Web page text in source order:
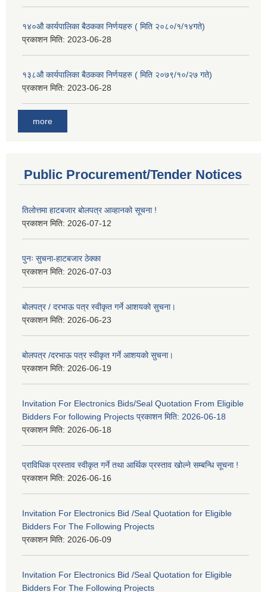
१४०औ कार्यपालिका बैठकका निर्णयहरु ( मिति २०८०/१/१४गते)
प्रकाशन मिति: 2023-06-28
१३८औ कार्यपालिका बैठकका निर्णयहरु ( मिति २०७९/१०/२७ गते)
प्रकाशन मिति: 2023-06-28
more
Public Procurement/Tender Notices
तिलोत्तमा हाटबजार बोलपत्र आव्हानको सूचना !
प्रकाशन मिति: 2026-07-12
पुनः सुचना-हाटबजार ठेक्का
प्रकाशन मिति: 2026-07-03
बोलपत्र / दरभाऊ पत्र स्वीकृत गर्ने आशयको सुचना।
प्रकाशन मिति: 2026-06-23
बोलपत्र /दरभाऊ पत्र स्वीकृत गर्ने आशयको सुचना।
प्रकाशन मिति: 2026-06-19
Invitation For Electronics Bids/Seal Quotation From Eligible
Bidders For following Projects प्रकाशन मिति: 2026-06-18
प्रकाशन मिति: 2026-06-18
प्राविधिक प्रस्ताव स्वीकृत गर्ने तथा आर्थिक प्रस्ताव खोल्ने सम्बन्धि सूचना !
प्रकाशन मिति: 2026-06-16
Invitation For Electronics Bid /Seal Quotation for Eligible
Bidders For The Following Projects
प्रकाशन मिति: 2026-06-09
Invitation For Electronics Bid /Seal Quotation for Eligible
Bidders For The Following Projects